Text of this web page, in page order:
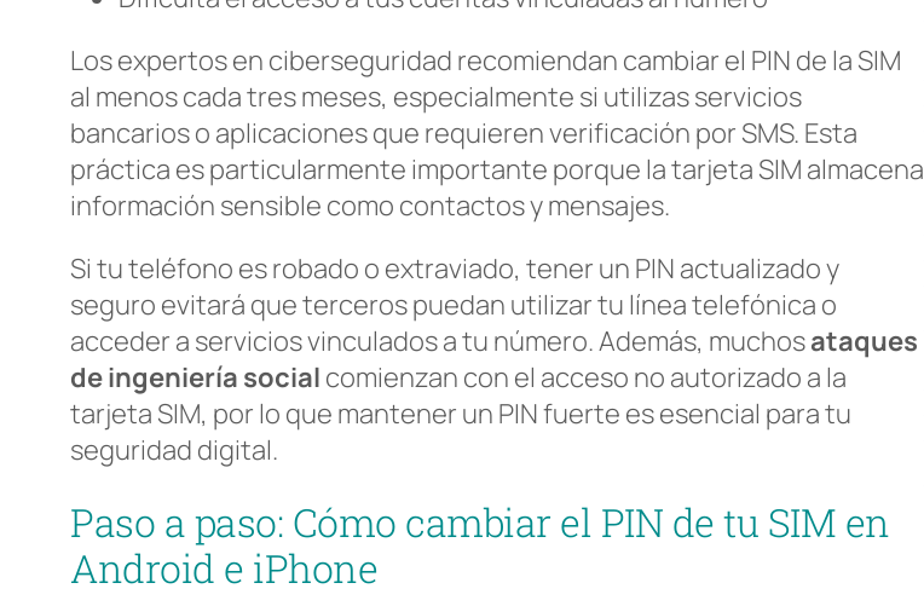
Los expertos en ciberseguridad recomiendan cambiar el PIN de la SIM
al menos cada tres meses, especialmente si utilizas servicios
bancarios o aplicaciones que requieren verificación por SMS. Esta
práctica es particularmente importante porque la tarjeta SIM almacena
información sensible como contactos y mensajes.
Si tu teléfono es robado o extraviado, tener un PIN actualizado y
seguro evitará que terceros puedan utilizar tu línea telefónica o
acceder a servicios vinculados a tu número. Además, muchosataques
de ingeniería social comienzan con el acceso no autorizado a la
tarjeta SIM, por lo que mantener un PIN fuerte es esencial para tu
seguridad digital.
Paso a paso: Cómo cambiar el PIN de tu SIM en
Android e iPhone